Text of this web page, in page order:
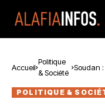
Accueil
Politique
& Société
Soudan :
POLITIQUE &